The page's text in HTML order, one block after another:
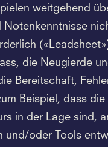
weitgehend
Notenkenntnisse
die Neugierde
Bereitschaft,
Beispiel, dass die
in der Lage sind,
und/oder Tools